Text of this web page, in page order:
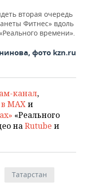
вторая очередь
Фитнес» вдоль
времени».
фото kzn.ru
канал,
MAXи
«Реального
наRutube и
Татарстан